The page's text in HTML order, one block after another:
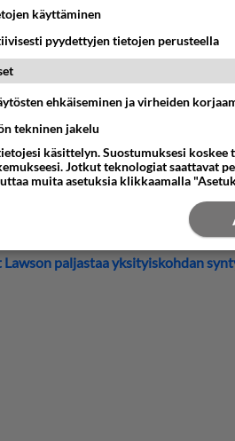
Tässä Keravalla Killan koulun
Suvivirren". Se on
ja heidän vanhemmistaan
Sanoituksissa otetaan kantaa
Huumori on mustaa, mutta
Lawson paljastaa yksityiskohdan
käyttäminen
pyydettyjen tietojen perusteella
ehkäiseminen ja virheiden
tekninen jakelu
käsittelyn. Suostumuksesi koskee
Jotkut teknologiat saattavat
muita asetuksia klikkaamalla